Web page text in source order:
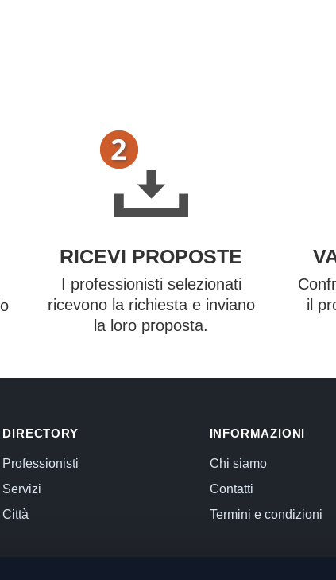
RICEVI PROPOSTE
I professionisti selezionati
ricevono la richiesta e inviano
la loro proposta.
il
DIRECTORY
Professionisti
Servizi
Città
INFORMAZIONI
Chi siamo
Contatti
Termini e condizioni